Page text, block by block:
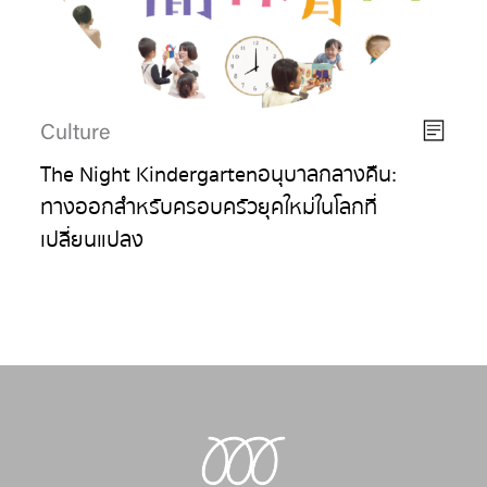
Culture
The Night Kindergarten อนุบาลกลางคืน:
ทางออกสำหรับครอบครัวยุคใหม่ในโลกที่
เปลี่ยนแปลง